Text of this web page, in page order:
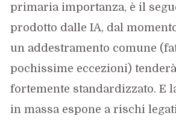
primaria importanza, è il
prodotto dalle IA, dal
un addestramento comune
pochissime eccezioni)
fortemente standardizzato. E
in massa espone a rischi